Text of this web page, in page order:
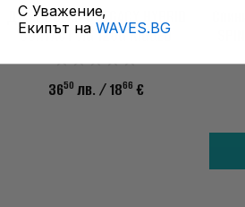
Джиг OCEAN'S LEGACY HYBRID
CONTACT JIG 120G RIGGED
3650 лв. / 1866 €
С Уважение,
Екипът на WAVES.BG